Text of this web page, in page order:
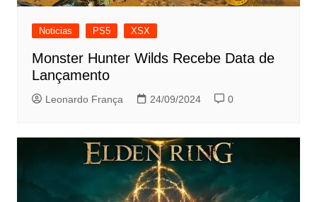
Noticias PS5 XSX
Monster Hunter Wilds Recebe Data de
Lançamento
Leonardo França 24/09/2024 0